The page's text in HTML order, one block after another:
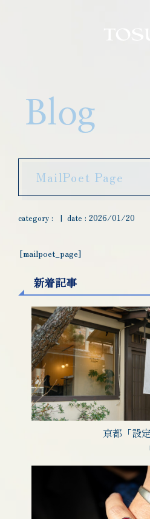
Blog
MailPoet Page
category : | date : 2026/01/20
[mailpoet_page]
新着記事
京都「設